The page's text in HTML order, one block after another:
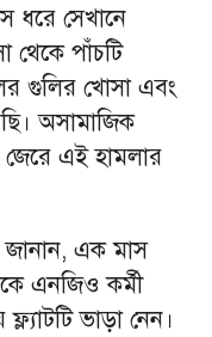
ধরে সেখানে
থেকে পাঁচটি
গুলির খোসা এবং
অসামাজিক
জেরে এই হামলার
জানান, এক মাস
এনজিও কর্মী
ভাড়া নেন।